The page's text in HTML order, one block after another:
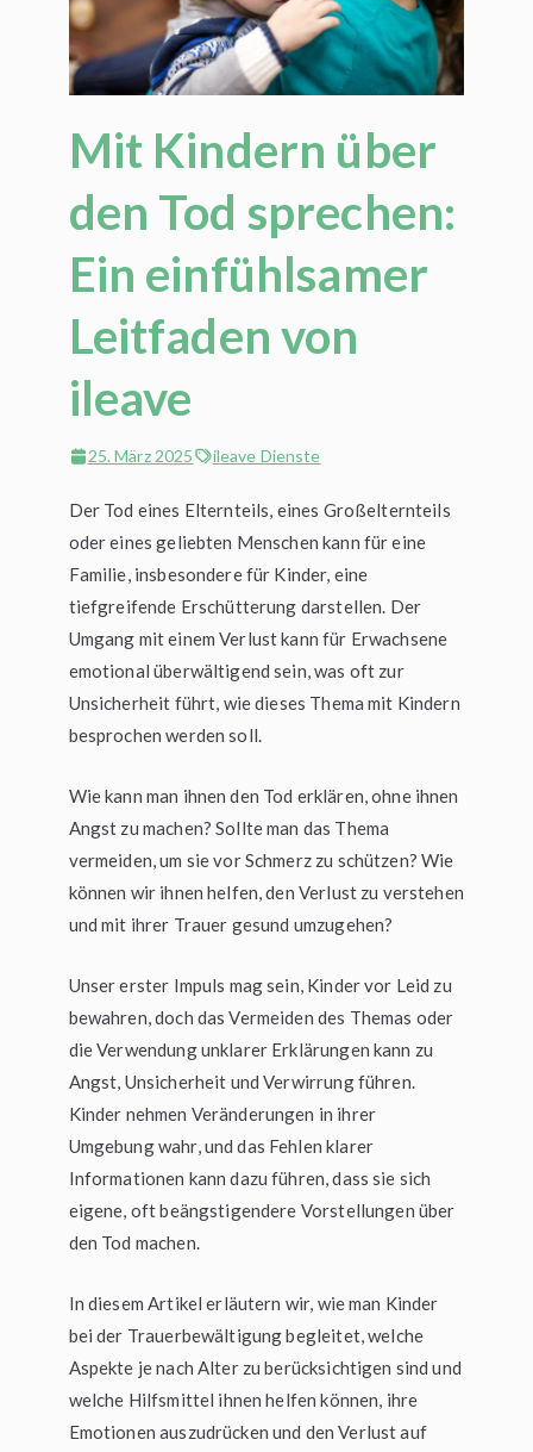
Mit Kindern über
den Tod sprechen:
Ein einfühlsamer
Leitfaden von
ileave
25. März 2025 ileave Dienste
Der Tod eines Elternteils, eines Großelternteils
oder eines geliebten Menschen kann für eine
Familie, insbesondere für Kinder, eine
tiefgreifende Erschütterung darstellen. Der
Umgang mit einem Verlust kann für Erwachsene
emotional überwältigend sein, was oft zur
Unsicherheit führt, wie dieses Thema mit Kindern
besprochen werden soll.
Wie kann man ihnen den Tod erklären, ohne ihnen
Angst zu machen? Sollte man das Thema
vermeiden, um sie vor Schmerz zu schützen? Wie
können wir ihnen helfen, den Verlust zu verstehen
und mit ihrer Trauer gesund umzugehen?
Unser erster Impuls mag sein, Kinder vor Leid zu
bewahren, doch das Vermeiden des Themas oder
die Verwendung unklarer Erklärungen kann zu
Angst, Unsicherheit und Verwirrung führen.
Kinder nehmen Veränderungen in ihrer
Umgebung wahr, und das Fehlen klarer
Informationen kann dazu führen, dass sie sich
eigene, oft beängstigendere Vorstellungen über
den Tod machen.
In diesem Artikel erläutern wir, wie man Kinder
bei der Trauerbewältigung begleitet, welche
Aspekte je nach Alter zu berücksichtigen sind und
welche Hilfsmittel ihnen helfen können, ihre
Emotionen auszudrücken und den Verlust auf